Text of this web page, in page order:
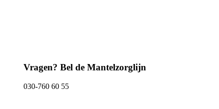
Vragen? Bel de Mantelzorglijn
030-760 60 55